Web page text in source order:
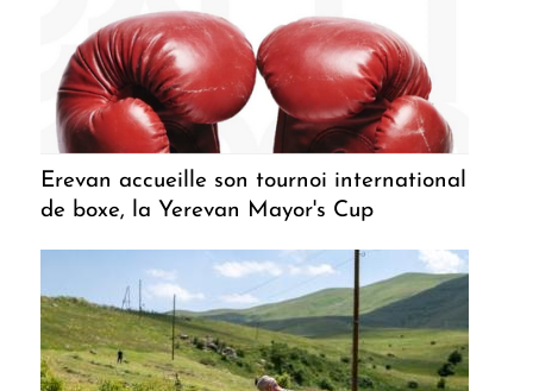
Erevan accueille son tournoi international
de boxe, la Yerevan Mayor's Cup